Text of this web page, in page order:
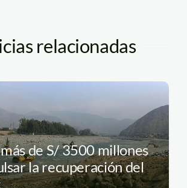
relacionadas
de S/ 3500 millones
la recuperación del